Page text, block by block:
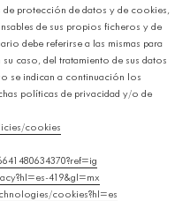
protección de datos y de cookies,
de sus propios ficheros y de
debe referirse a las mismas para
caso, del tratamiento de sus datos
se indican a continuación los
políticas de privacidad y/o de
cookies
419&gl=mx
cookies?hl=es